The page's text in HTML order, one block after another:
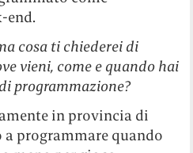
end.
cosa ti chiederei di
vieni, come e quando hai
programmazione?
in provincia di
programmare quando